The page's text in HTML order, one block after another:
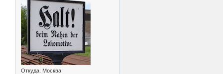
Откуда: Москва